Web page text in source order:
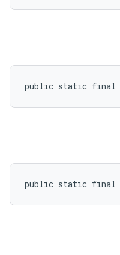
public static final
public static final